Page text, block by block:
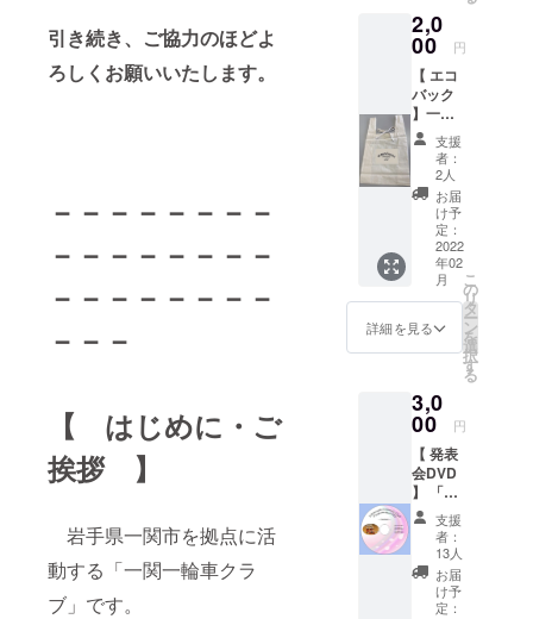
引き続き、ご協力のほどよ
ろしくお願いいたします。
－－－－－－－－
－－－－－－－－
－－－－－－－－
－－－
【 はじめに・ご
挨拶 】
岩手県一関市を拠点に活
動する「一関一輪車クラ
ブ」です。
す。
2,0
00 円
【 エコ
バック
】一関
一輪車
クラブ
のオリ
ジナル
ロゴ入
りのエ
コバッ
クで
す。 ・
普段使
いに重
宝しま
イメー
ジで
す。 ※
色はホ
ワイ
ト、中
央に一
関一輪
車クラ
ブのオ
リジナ
ルロゴ
支援
者：
2人
お届
け予
定：
2022
年02
月
詳細を見る
こ
の
リ
タ
ー
ン
を
選
択
す
る
3,0
00 円
【 発表
会DVD
】 「当
日参加
できな
いけれ
ど、発
表会を
見てみ
支援
者：
13人
お届
け予
定：